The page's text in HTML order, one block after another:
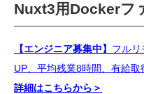
Nuxt3用Dockerフ
【エンジニア募集中】 フル
UP、平均残業8時間、有給
詳細はこちらから＞